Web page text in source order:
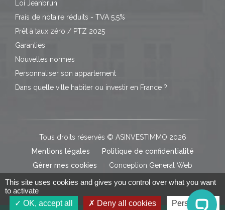
Loi Jeanbrun
Frais de notaire réduits - TVA 5,5%
Prêt à taux zéro / PTZ 2025
Garanties
Nouvelles normes
Personnaliser son appartement
Dans quelle ville habiter ou investir en France ?
Tous droits réservés © ASINVESTIMMO 2026
Mentions légales
Politique de confidentialité
Gérer mes cookies
Conception General Web
This site uses cookies and gives you control over what you want
to activate
OK, accept all
Deny all cookies Personalize